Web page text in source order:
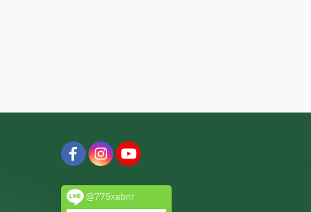
@775xabnr